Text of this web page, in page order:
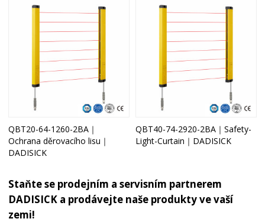
QBT20-64-1260-2BA｜
Ochrana děrovacího lisu｜
DADISICK
QBT40-74-2920-2BA｜Safety-
Light-Curtain｜DADISICK
Staňte se prodejním a servisním partnerem
DADISICK a prodávejte naše produkty ve vaší
zemi!